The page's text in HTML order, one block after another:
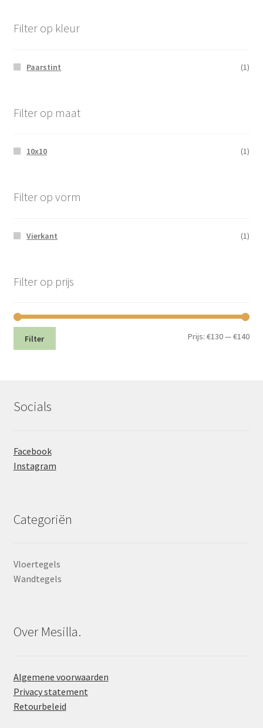
Filter op kleur
Paarstint (1)
Filter op maat
10x10 (1)
Filter op vorm
Vierkant (1)
Filter op prijs
Min.
Filter Prijs:€130—€140
Socials
Facebook
Instagram
Categoriën
Vloertegels
Wandtegels
Over Mesilla.
Algemene voorwaarden
Privacy statement
Retourbeleid